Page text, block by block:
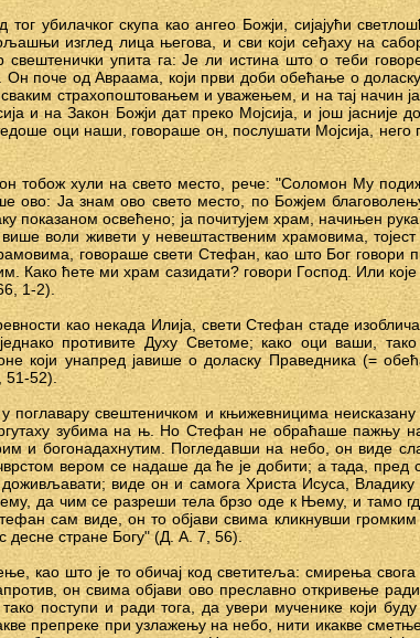
убилачког скупа као ангео Божји, сијајући
изглед лица његова, и сви који сеђаху на
упита га: Је ли истина што о теби
Он поче од Авраама, који први доби обећање о
страхопоштовањем и уважењем, и на тај начин
и на Закон Божји дат преко Мојсија, и још јасније
оци наши, говораше он, послушати Мојсија,
он тобож хули на свето место, рече: "Соломон Му
ово: Ја знам ово свето место, по Божјем
показаном освећено; ја почитујем храм, начињен
воли живети у невештаственим храмовима,
говораше свети Стефан, као што Бог говори
Како ћете ми храм сазидати? говори Господ. Или
1-2).
као некада Илија, свети Стефан стаде
противите Духу Светоме; како оци ваши,
који унапред јавише о доласку Праведника (=
51-52).
свештеничком и књижевницима неисказану
зубима на њ. Но Стефан не обраћаше пажњу
и богонадахнутим. Погледавши на небо, он виде
вером се надаше да ће је добити; а тада, пред
виде он и самога Христа Исуса, Владику
да чим се разреши тела брзо оде к Њему, и тамо
сам виде, он то објави свима кликнувши
десне стране Богу" (Д. А. 7, 56).
као што је то обичај код светитеља: смирења
он свима објави ово преславно откривење
поступи и ради тога, да увери мученике који
препреке при узлажењу на небо, нити икакве